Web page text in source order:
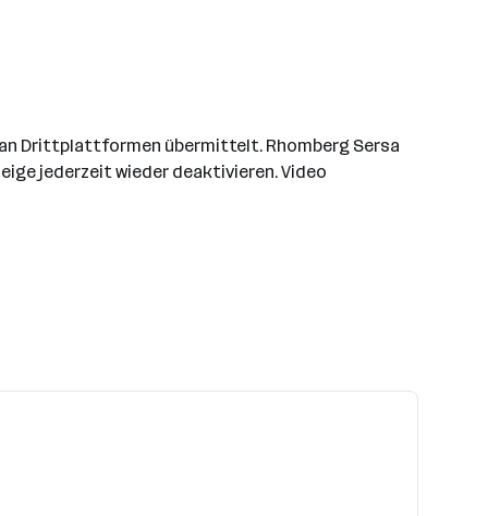
Drittplattformen übermittelt. Rhomberg Sersa
jederzeit wieder deaktivieren. Video